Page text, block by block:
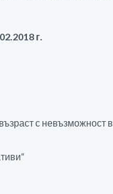
г.
с невъзможност в